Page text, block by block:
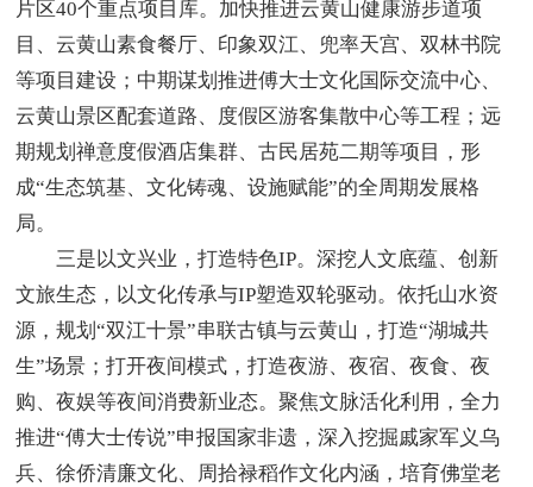
片区40个重点项目库。加快推进云黄山健康游步道项
目、云黄山素食餐厅、印象双江、兜率天宫、双林书院
等项目建设；中期谋划推进傅大士文化国际交流中心、
云黄山景区配套道路、度假区游客集散中心等工程；远
期规划禅意度假酒店集群、古民居苑二期等项目，形
成“生态筑基、文化铸魂、设施赋能”的全周期发展格
局。
三是以文兴业，打造特色IP。深挖人文底蕴、创新
文旅生态，以文化传承与IP塑造双轮驱动。依托山水资
源，规划“双江十景”串联古镇与云黄山，打造“湖城共
生”场景；打开夜间模式，打造夜游、夜宿、夜食、夜
购、夜娱等夜间消费新业态。聚焦文脉活化利用，全力
推进“傅大士传说”申报国家非遗，深入挖掘戚家军义乌
兵、徐侨清廉文化、周拾禄稻作文化内涵，培育佛堂老